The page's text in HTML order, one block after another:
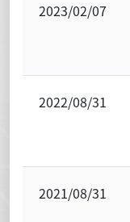
2023/02/07
2022/08/31
2021/08/31